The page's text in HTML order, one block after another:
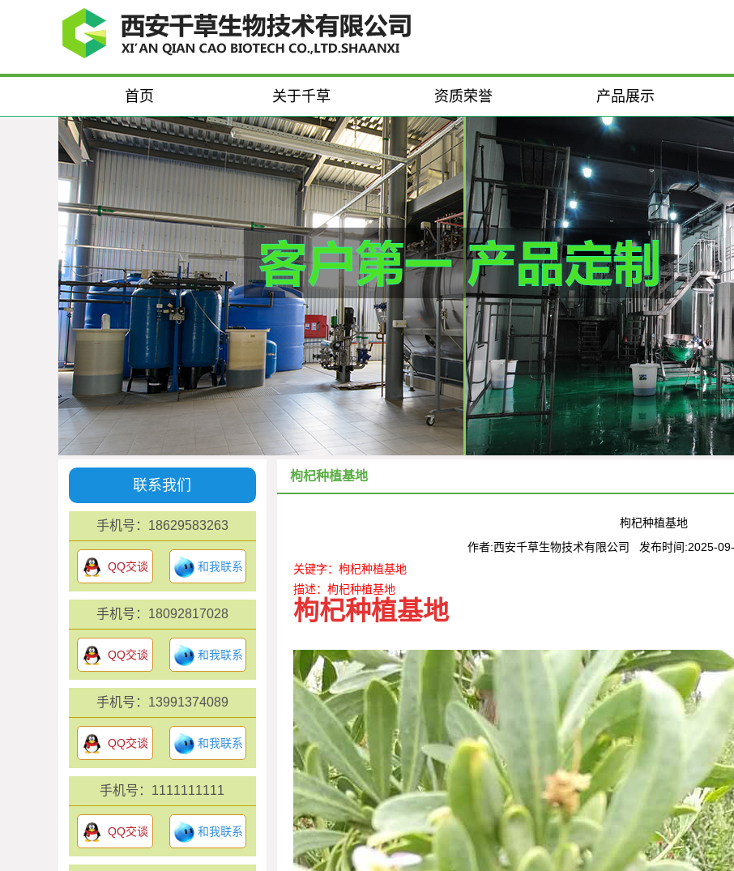
首页 关于千草 资质荣誉 产品展示
联系我们
手机号：18629583263
QQ交谈 和我联系
手机号：18092817028
QQ交谈 和我联系
手机号：13991374089
QQ交谈 和我联系
手机号：1111111111
QQ交谈 和我联系
枸杞种植基地
枸杞种植基地
作者:西安千草生物技术有限公司 发布时间:2025-
关键字：枸杞种植基地
描述：枸杞种植基地
枸杞种植基地